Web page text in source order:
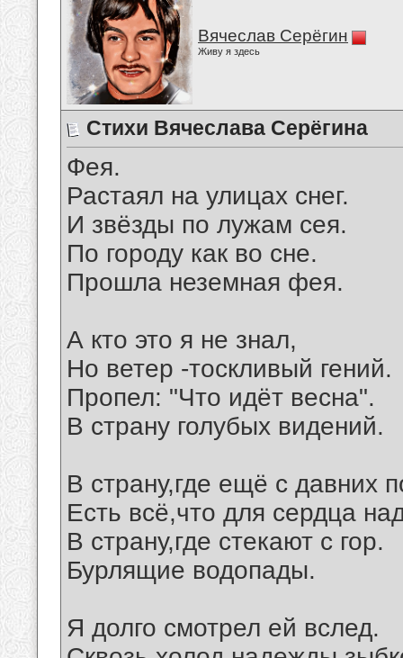
Вячеслав Серёгин
Живу я здесь
Стихи Вячеслава Серёгина
Фея.
Растаял на улицах снег.
И звёзды по лужам сея.
По городу как во сне.
Прошла неземная фея.
А кто это я не знал,
Но ветер -тоскливый гений.
Пропел: "Что идёт весна".
В страну голубых видений.
В страну,где ещё с давних
Есть всё,что для сердца
В страну,где стекают с гор.
Бурлящие водопады.
Я долго смотрел ей вслед.